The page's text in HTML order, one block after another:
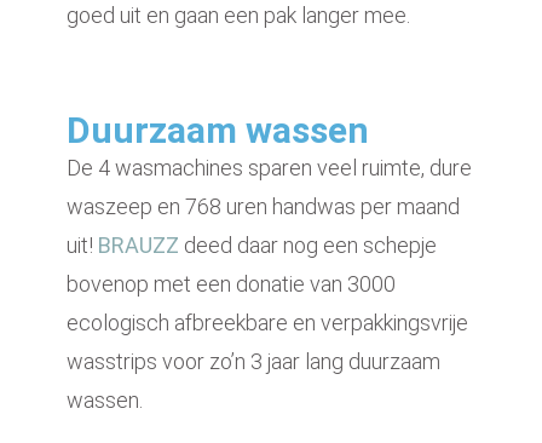
goed uit en gaan een pak langer mee.
Duurzaam wassen
De 4 wasmachines sparen veel ruimte, dure
waszeep en 768 uren handwas per maand
uit! BRAUZZ deed daar nog een schepje
bovenop met een donatie van 3000
ecologisch afbreekbare en verpakkingsvrije
wasstrips voor zo’n 3 jaar lang duurzaam
wassen.